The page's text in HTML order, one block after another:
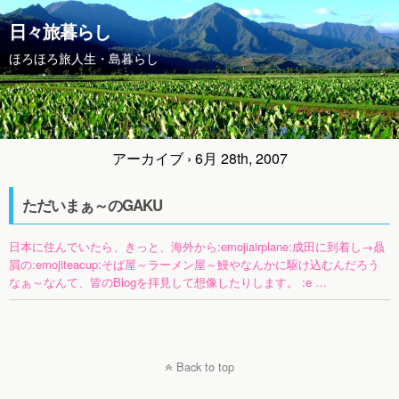
日々旅暮らし
ほろほろ旅人生・島暮らし
アーカイブ › 6月 28th, 2007
ただいまぁ～のGAKU
日本に住んでいたら、きっと、海外から:emojiairplane:成田に到着し→贔
屓の:emojiteacup:そば屋～ラーメン屋～鰻やなんかに駆け込むんだろう
なぁ～なんて、皆のBlogを拝見して想像したりします。 :e …
Back to top